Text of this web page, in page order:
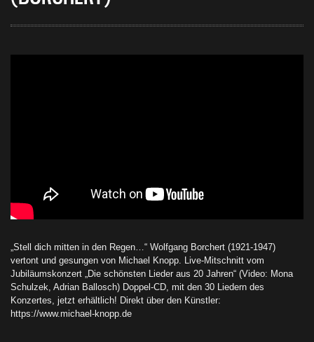
„Stell dich mitten in den Regen…“ Wolfgang Borchert (1921-1947)
vertont und gesungen von Michael Knopp. Live-Mitschnitt vom
Jubiläumskonzert „Die schönsten Lieder aus 20 Jahren“ (Video: Mona
Schulzek, Adrian Ballosch) Doppel-CD, mit den 30 Liedern des
Konzertes, jetzt erhältlich! Direkt über den Künstler:
https://www.michael-knopp.de